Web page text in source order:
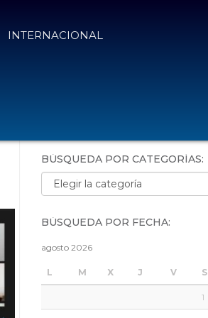
INTERNACIONAL
BÚSQUEDA POR CATEGORÍAS:
Búsqueda por categorías:
BÚSQUEDA POR FECHA:
agosto 2026
L M X J V S
1